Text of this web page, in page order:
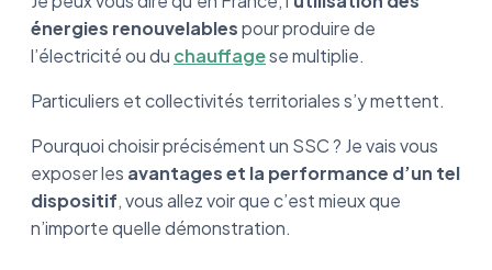
énergies renouvelablespour produire de
l’électricité ou du chauffagese multiplie.
Particuliers et collectivités territoriales s’y mettent.
Pourquoi choisir précisément un SSC ? Je vais vous
exposer les avantages et la performance d’un tel
dispositif, vous allez voir que c’est mieux que
n’importe quelle démonstration.
Entretien de notre offre technique
votre portée